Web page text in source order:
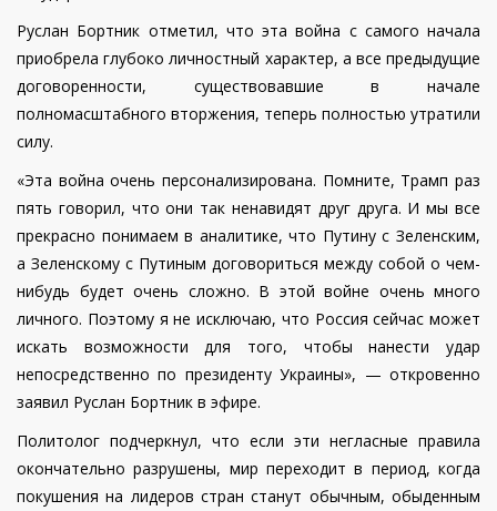
Руслан Бортник отметил, что эта война с самого начала
приобрела глубоко личностный характер, а все предыдущие
договоренности, существовавшие в начале
полномасштабного вторжения, теперь полностью утратили
силу.
«Эта война очень персонализирована. Помните, Трамп раз
пять говорил, что они так ненавидят друг друга. И мы все
прекрасно понимаем в аналитике, что Путину с Зеленским,
а Зеленскому с Путиным договориться между собой о чем-
нибудь будет очень сложно. В этой войне очень много
личного. Поэтому я не исключаю, что Россия сейчас может
искать возможности для того, чтобы нанести удар
непосредственно по президенту Украины», — откровенно
заявил Руслан Бортник в эфире.
Политолог подчеркнул, что если эти негласные правила
окончательно разрушены, мир переходит в период, когда
покушения на лидеров стран станут обычным, обыденным